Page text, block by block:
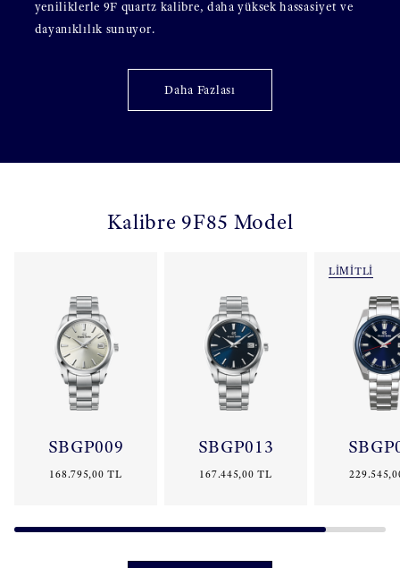
yeniliklerle 9F quartz kalibre, daha yüksek hassasiyet ve
dayanıklılık sunuyor.
Daha Fazlası
Kalibre 9F85 Model
SBGP009
168.795,00 TL
SBGP013
167.445,00 TL
LİMİTLİ